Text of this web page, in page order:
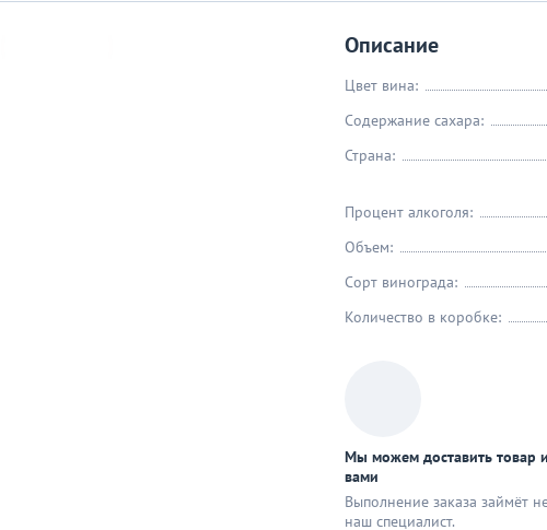
Описание
Цвет вина:
Содержание сахара:
Страна:
Процент алкоголя:
Объем:
Сорт винограда:
Количество в коробке:
Мы можем доставить товар
вами
Выполнение заказа займёт
наш специaлист.